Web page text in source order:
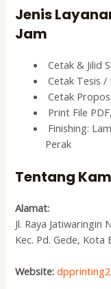
Jenis
Jam
Cetak & Jilid
Cetak Tesis /
Cetak
Print File
Finishing:
Perak
Tentang
Alamat:
Jl. Raya Jatiwaringin
Kec. Pd. Gede, Kota
Website: